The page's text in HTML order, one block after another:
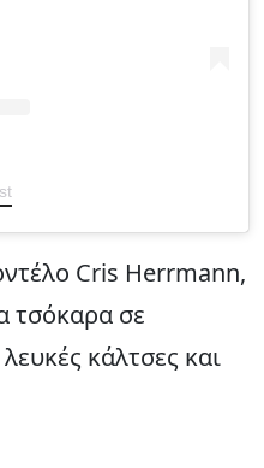
Cris Herrmann,
τσόκαρα σε
κάλτσες και